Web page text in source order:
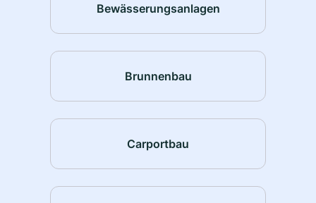
Bewässerungsanlagen
Brunnenbau
Carportbau